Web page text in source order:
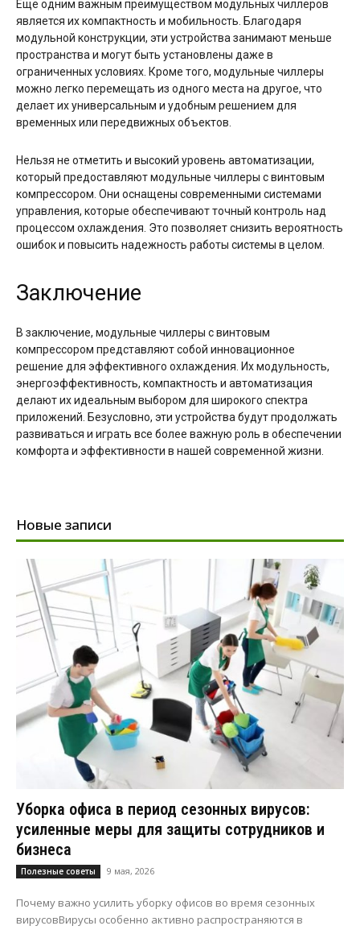
Еще одним важным преимуществом модульных чиллеров
является их компактность и мобильность. Благодаря
модульной конструкции, эти устройства занимают меньше
пространства и могут быть установлены даже в
ограниченных условиях. Кроме того, модульные чиллеры
можно легко перемещать из одного места на другое, что
делает их универсальным и удобным решением для
временных или передвижных объектов.
Нельзя не отметить и высокий уровень автоматизации,
который предоставляют модульные чиллеры с винтовым
компрессором. Они оснащены современными системами
управления, которые обеспечивают точный контроль над
процессом охлаждения. Это позволяет снизить вероятность
ошибок и повысить надежность работы системы в целом.
Заключение
В заключение, модульные чиллеры с винтовым
компрессором представляют собой инновационное
решение для эффективного охлаждения. Их модульность,
энергоэффективность, компактность и автоматизация
делают их идеальным выбором для широкого спектра
приложений. Безусловно, эти устройства будут продолжать
развиваться и играть все более важную роль в обеспечении
комфорта и эффективности в нашей современной жизни.
Новые записи
Уборка офиса в период сезонных вирусов:
усиленные меры для защиты сотрудников и
бизнеса
Полезные советы 9 мая, 2026
Почему важно усилить уборку офисов во время сезонных
вирусовВирусы особенно активно распространяются в